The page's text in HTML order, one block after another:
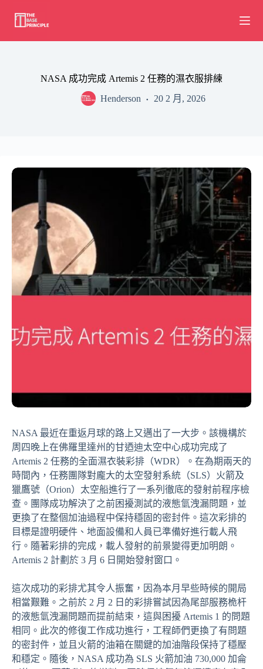
content
NASA 成功完成 Artemis 2 任務的濕衣服排練
Henderson
20 2 月, 2026
NASA 最近在重返月球的路上又邁出了一大步。該機構於
周四晚上在佛羅里達州的甘迺迪太空中心成功完成了
Artemis 2 任務的全面濕衣裝彩排（WDR）。在為期兩天的
時間內，任務團隊對龐大的太空發射系統（SLS）火箭及
獵鷹號（Orion）太空船進行了一系列徹底的發射前程序檢
查。團隊成功解決了之前困擾測試的液態氫洩漏問題，並
更換了在整個加油過程中保持穩固的密封件。這次彩排的
目標是證明硬件、地面設備和人員已準備好進行載人飛
行。隨著彩排的完成，載人發射的前景變得更加明朗。
Artemis 2 計劃於 3 月 6 日開始發射窗口。
這次成功的彩排尤其令人振奮，因為本月早些時候的開局
相當艱難。之前於 2 月 2 日的彩排嘗試因為尾部服務桅杆
的液態氫洩漏問題而提前結束，這與困擾 Artemis 1 的問題
相同。此次的修復工作成功進行，工程師們更換了有問題
的密封件，並且火箭的油箱在關鍵的加油階段保持了穩壓
和穩定。隨後，NASA 成功為 SLS 火箭加油 730,000 加侖